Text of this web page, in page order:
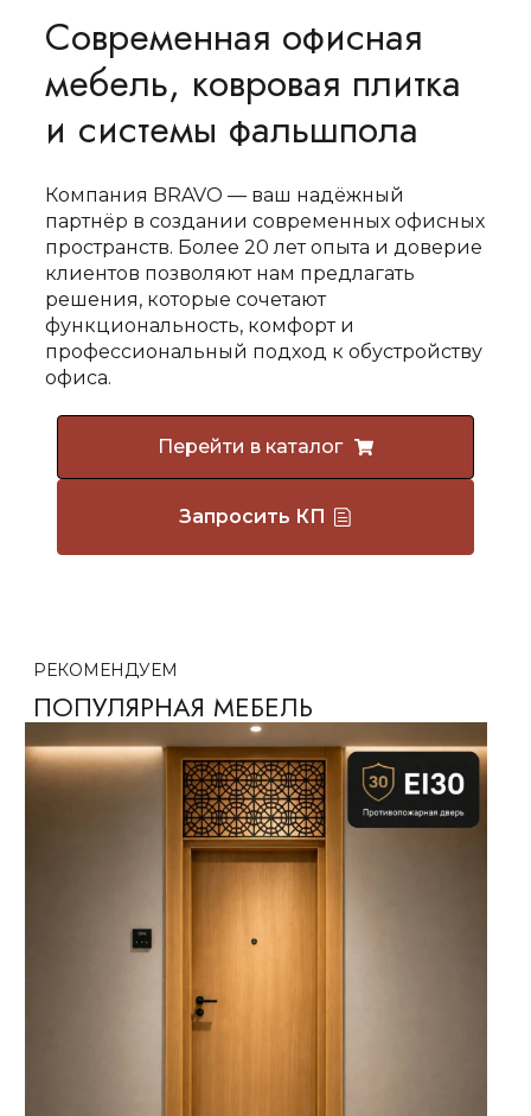
Современная офисная
мебель, ковровая плитка
и системы фальшпола
Компания BRAVO — ваш надёжный
партнёр в создании современных офисных
пространств. Более 20 лет опыта и доверие
клиентов позволяют нам предлагать
решения, которые сочетают
функциональность, комфорт и
профессиональный подход к обустройству
офиса.
Перейти в каталог
Запросить КП
РЕКОМЕНДУЕМ
ПОПУЛЯРНАЯ МЕБЕЛЬ